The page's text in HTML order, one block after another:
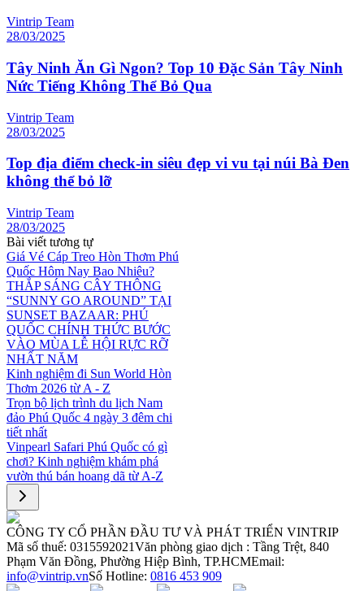
Vintrip Team
28/03/2025
Tây Ninh Ăn Gì Ngon? Top 10 Đặc Sản Tây Ninh
Nức Tiếng Không Thể Bỏ Qua
Vintrip Team
28/03/2025
Top địa điểm check-in siêu đẹp vi vu tại núi Bà Đen
không thể bỏ lỡ
Vintrip Team
28/03/2025
Bài viết tương tự
Giá Vé Cáp Treo Hòn Thơm Phú
Quốc Hôm Nay Bao Nhiêu?
THẮP SÁNG CÂY THÔNG
“SUNNY GO AROUND” TẠI
SUNSET BAZAAR: PHÚ
QUỐC CHÍNH THỨC BƯỚC
VÀO MÙA LỄ HỘI RỰC RỠ
NHẤT NĂM
Kinh nghiệm đi Sun World Hòn
Thơm 2026 từ A - Z
Trọn bộ lịch trình du lịch Nam
đảo Phú Quốc 4 ngày 3 đêm chi
tiết nhất
Vinpearl Safari Phú Quốc có gì
chơi? Kinh nghiệm khám phá
vườn thú bán hoang dã từ A-Z
CÔNG TY CỔ PHẦN ĐẦU TƯ VÀ PHÁT TRIỂN VINTRIP
Mã số thuế: 0315592021Văn phòng giao dịch : Tầng Trệt, 840
Phạm Văn Đồng, Phường Hiệp Bình, TP.HCMEmail:
info@vintrip.vnSố Hotline: 0816 453 909